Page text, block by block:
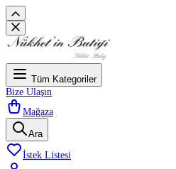
Tüm Kategoriler
Bize Ulaşın
Mağaza
Ara
İstek Listesi